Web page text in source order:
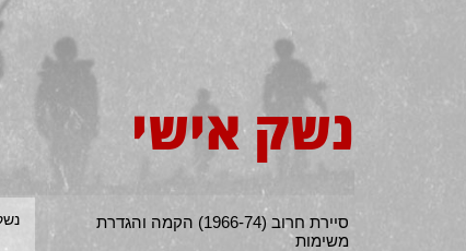
נשק אישי
סיירת חרוב (1966-74) הקמה והגדרת
משימות